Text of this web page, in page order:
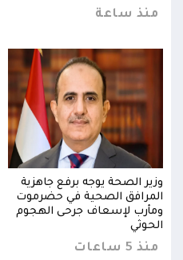
منذ ساعة
وزير الصحة يوجه برفع جاهزية
المرافق الصحية في حضرموت
ومأرب لإسعاف جرحى الهجوم
الحوثي
منذ 5 ساعات